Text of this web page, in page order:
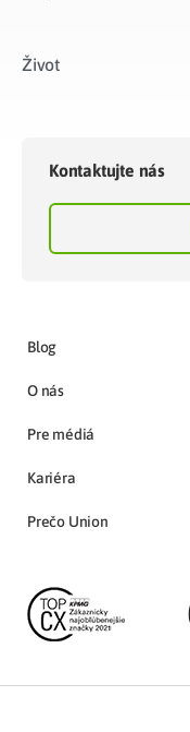
Život​
Kontaktujte nás
Blog
O nás
Pre médiá
Kariéra
Prečo Union